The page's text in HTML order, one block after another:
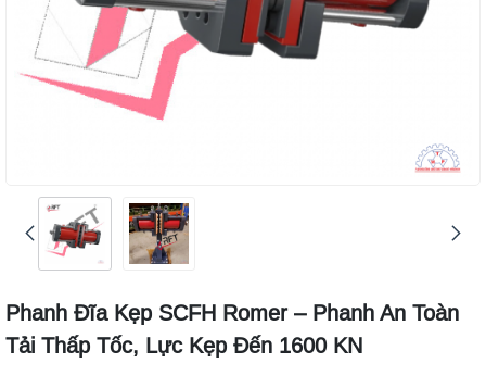
Phanh Đĩa Kẹp SCFH Romer – Phanh An Toàn
Tải Thấp Tốc, Lực Kẹp Đến 1600 KN